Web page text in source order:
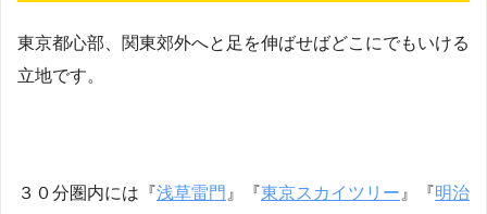
東京都心部、関東郊外へと足を伸ばせばどこにでもいける
立地です。
３０分圏内には『浅草雷門 』『東京スカイツリー 』『明治